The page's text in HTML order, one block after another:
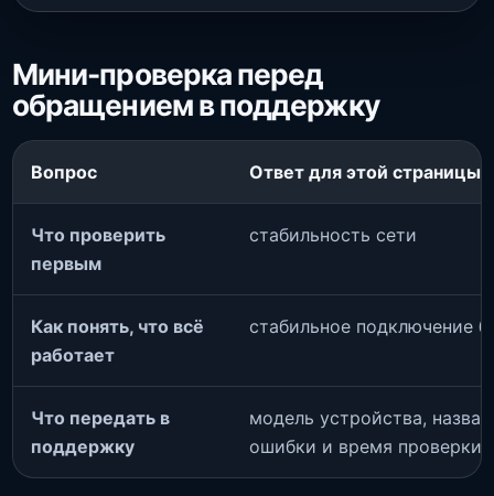
Мини-проверка перед
обращением в поддержку
Вопрос Ответ для этой страницы
Что проверить
первым
стабильность сети
Как понять, что всё
работает
стабильное подключение
Что передать в
поддержку
модель устройства,
ошибки и время проверки